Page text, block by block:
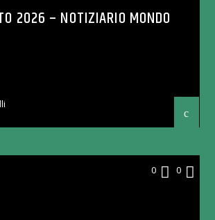
2026 – NOTIZIARIO MONDO
0 0